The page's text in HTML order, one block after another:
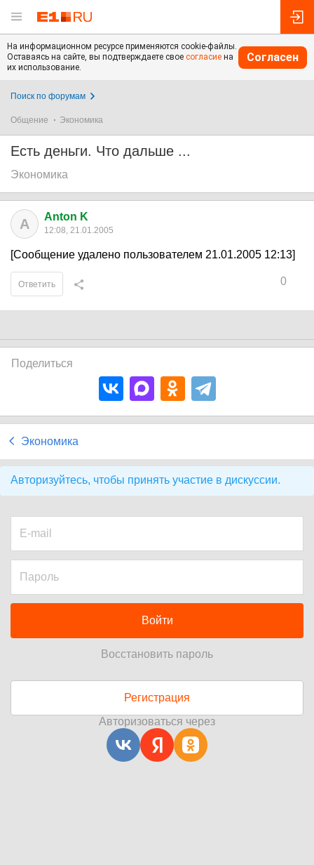
На информационном ресурсе применяются cookie-файлы.
Оставаясь на сайте, вы подтверждаете свое согласие на
их использование.
Согласен
Поиск по форумам
Общение Экономика
Есть деньги. Что дальше ...
Экономика
A Anton K
12:08, 21.01.2005
[Сообщение удалено пользователем 21.01.2005 12:13]
0
Ответить
Поделиться
Экономика
Авторизуйтесь, чтобы принять участие в дискуссии.
Войти
Восстановить пароль
Регистрация
Авторизоваться через